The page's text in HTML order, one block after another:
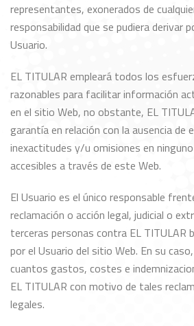
representantes, exonerados de
responsabilidad que se pudiera derivar
Usuario.
EL TITULAR empleará todos los
razonables para facilitar información
en el sitio Web, no obstante, EL
garantía en relación con la ausencia de
inexactitudes y/u omisiones en
accesibles a través de este Web.
El Usuario es el único responsable
reclamación o acción legal, judicial o
terceras personas contra EL TITULAR
por el Usuario del sitio Web. En su
cuantos gastos, costes e
EL TITULAR con motivo de tales
legales.